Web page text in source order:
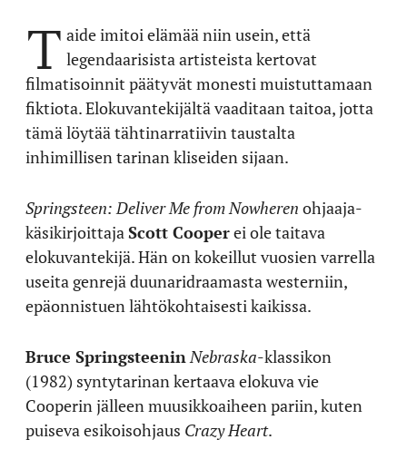
T aide imitoi elämää niin usein, että
legendaarisista artisteista kertovat
filmatisoinnit päätyvät monesti muistuttamaan
fiktiota. Elokuvantekijältä vaaditaan taitoa, jotta
tämä löytää tähtinarratiivin taustalta
inhimillisen tarinan kliseiden sijaan.
Springsteen: Deliver Me from Nowheren ohjaaja-
käsikirjoittajaScott Cooperei ole taitava
elokuvantekijä. Hän on kokeillut vuosien varrella
useita genrejä duunaridraamasta westerniin,
epäonnistuen lähtökohtaisesti kaikissa.
Bruce SpringsteeninNebraska-klassikon
(1982) syntytarinan kertaava elokuva vie
Cooperin jälleen muusikkoaiheen pariin, kuten
puiseva esikoisohjaus Crazy Heart.